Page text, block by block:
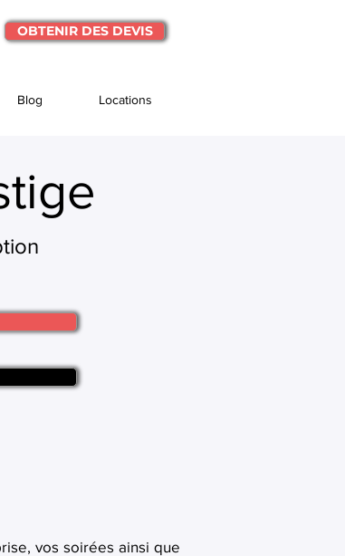
OBTENIR DES DEVIS
Blog Locations
vos soirées ainsi que